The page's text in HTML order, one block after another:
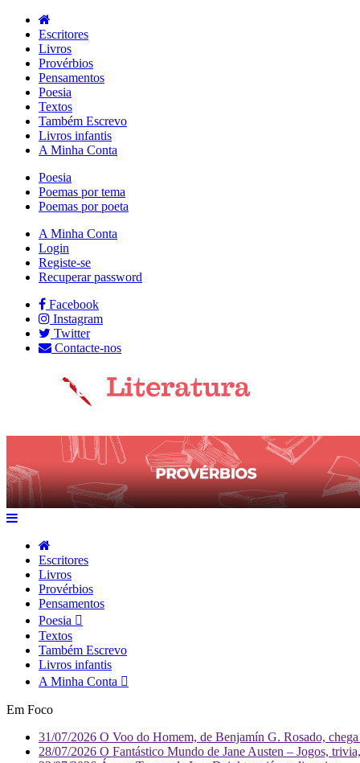
Escritores
Livros
Provérbios
Pensamentos
Poesia
Textos
Também Escrevo
Livros infantis
A Minha Conta
Poesia
Poemas por tema
Poemas por poeta
A Minha Conta
Login
Registe-se
Recuperar password
Facebook
Instagram
Twitter
Contacte-nos
Escritores
Livros
Provérbios
Pensamentos
Poesia
Textos
Também Escrevo
Livros infantis
A Minha Conta
Em Foco
31/07/2026 O Voo do Homem, de Benjamín G. Rosado,
28/07/2026 O Fantástico Mundo de Jane Austen – Jogos,